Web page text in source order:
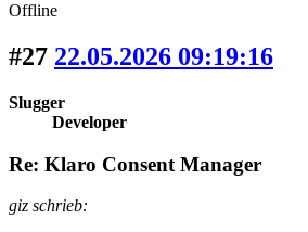
Offline
#27 22.05.2026 09:19:16
Slugger
Developer
Re: Klaro Consent Manager
giz schrieb: